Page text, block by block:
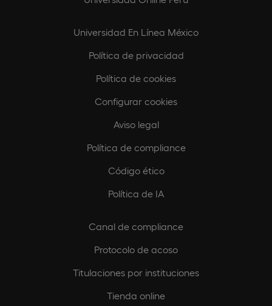
Universidad En Línea México
Política de privacidad
Política de cookies
Configurar cookies
Aviso legal
Política de compliance
Código ético
Política de IA
Canal de compliance
Protocolo de acoso
Titulaciones por instituciones
Tienda online